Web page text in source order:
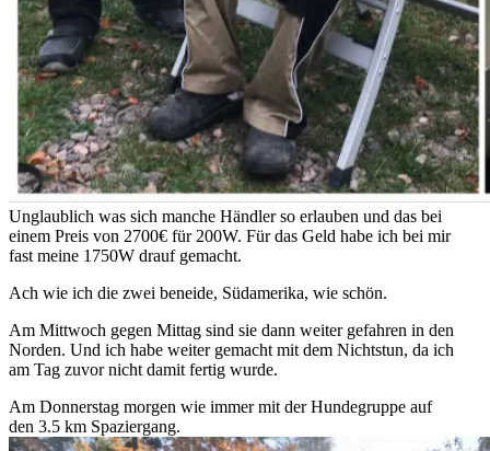
Unglaublich was sich manche Händler so erlauben und das bei
einem Preis von 2700€ für 200W. Für das Geld habe ich bei mir
fast meine 1750W drauf gemacht.
Ach wie ich die zwei beneide, Südamerika, wie schön.
Am Mittwoch gegen Mittag sind sie dann weiter gefahren in den
Norden. Und ich habe weiter gemacht mit dem Nichtstun, da ich
am Tag zuvor nicht damit fertig wurde.
Am Donnerstag morgen wie immer mit der Hundegruppe auf
den 3.5 km Spaziergang.